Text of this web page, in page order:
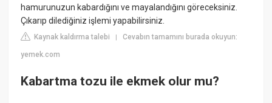
hamurunuzun kabardığını ve mayalandığını göreceksiniz.
Çıkarıp dilediğiniz işlemi yapabilirsiniz.
Kaynak kaldırma talebi |Cevabın tamamını burada okuyun:
yemek.com
Kabartma tozu ile ekmek olur mu?